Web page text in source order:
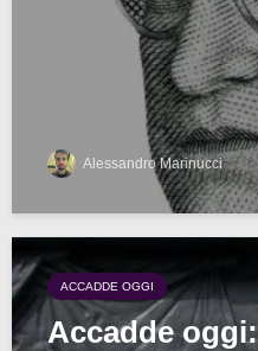
Alessandro Marinucci
ACCADDE OGGI
Accadde